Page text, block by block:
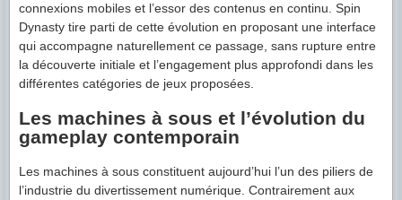
connexions mobiles et l’essor des contenus en continu. Spin
Dynasty tire parti de cette évolution en proposant une interface
qui accompagne naturellement ce passage, sans rupture entre
la découverte initiale et l’engagement plus approfondi dans les
différentes catégories de jeux proposées.
Les machines à sous et l’évolution du
gameplay contemporain
Les machines à sous constituent aujourd’hui l’un des piliers de
l’industrie du divertissement numérique. Contrairement aux